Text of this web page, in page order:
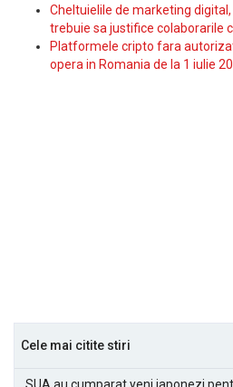
Cheltuielile de marketing
trebuie sa justifice colaborarile
Platformele cripto fara
opera in Romania de la 1 iulie
Cele mai citite stiri